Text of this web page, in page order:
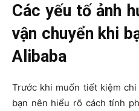
Các yếu tố ảnh
vận chuyển khi
Alibaba
Trước khi muốn tiết kiệm
bạn nên hiểu rõ cách tính